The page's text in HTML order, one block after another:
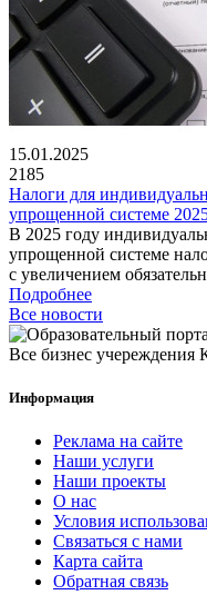
15.01.2025
2185
Налоги для
упрощенной системе
В 2025 году
упрощенной системе
с увеличением
Подробнее
Все новости
Все бизнес учереждения
Информация
Реклама на сайте
Наши услуги
Наши проекты
О нас
Условия
Связаться с нами
Карта сайта
Обратная связь